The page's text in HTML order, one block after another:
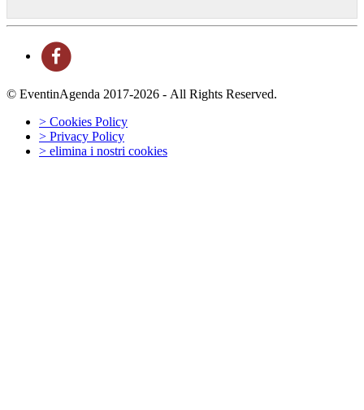
© EventinAgenda 2017-2026 - All Rights Reserved.
> Cookies Policy
> Privacy Policy
> elimina i nostri cookies